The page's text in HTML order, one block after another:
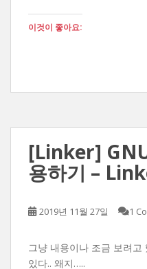
이것이 좋아요:
[Linker]
용하기 –
2019년 11월 27일 1
그냥 내용이나 조금 보려
있다.. 왜지…..